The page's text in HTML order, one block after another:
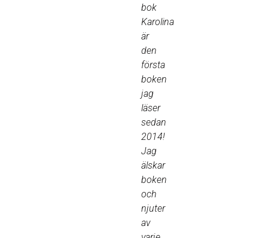
bok
Karolina
är
den
första
boken
jag
läser
sedan
2014!
Jag
älskar
boken
och
njuter
av